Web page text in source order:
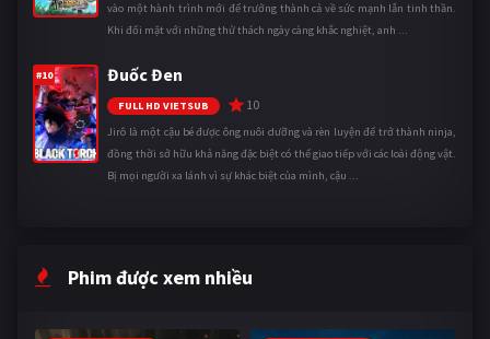
vào một hành trình mới để trưởng thành cả về sức mạnh lẫn tinh thần.
Khi đối mặt với những thử thách ngày càng khắc nghiệt, anh ...
#10 Đuốc Đen
FULL HD VIETSUB 10
Jirô là một cậu bé được ông nuôi dưỡng và rèn luyện để trở thành ninja,
đồng thời sở hữu khả năng đặc biệt có thể giao tiếp với các loài động vật.
Bị mọi người xa lánh vì sự khác biệt của mình, cậu ...
Phim được xem nhiều